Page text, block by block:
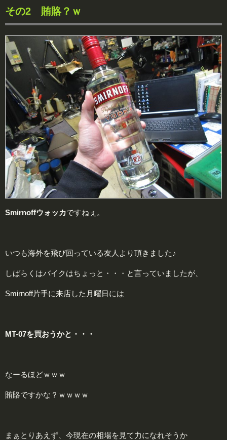
その2 賄賂？ｗ
Smirnoffウォッカですねぇ。
いつも海外を飛び回っている友人より頂きました♪
しばらくはバイクはちょっと・・・と言っていましたが、
Smirnoff片手に来店した月曜日には
MT-07を買おうかと・・・
なーるほどｗｗｗ
賄賂ですかな？ｗｗｗｗ
まぁとりあえず、今現在の相場を見て力になれそうか